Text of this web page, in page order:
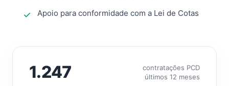
Apoio para conformidade com a Lei de Cotas
1.247
contratações PCD
últimos 12 meses